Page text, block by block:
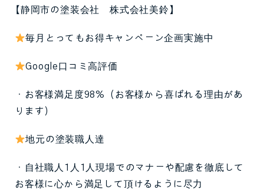
【静岡市の塗装会社 株式会社美鈴】
毎月とってもお得キャンペーン企画実施中
Google口コミ高評価
・お客様満足度98%（お客様から喜ばれる理由があ
ります）
地元の塗装職人達
・自社職人1人1人現場でのマナーや配慮を徹底して
お客様に心から満足して頂けるように尽力